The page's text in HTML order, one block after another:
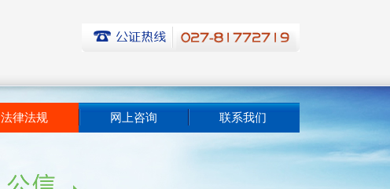
法律法规 网上咨询 联系我们